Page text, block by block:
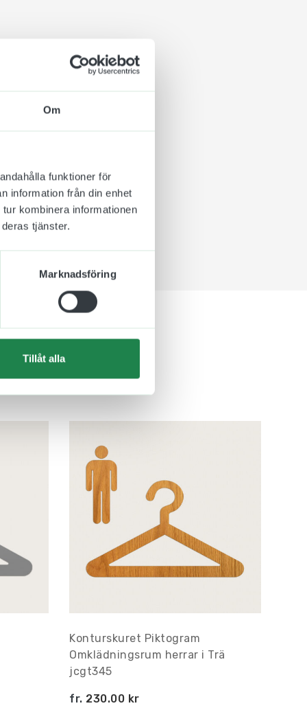
Om
funktioner för
information från din enhet
kombinera informationen
tjänster.
Marknadsföring
Tillåt alla
ta till sig. Med dessa
inomhus och
Konturskuret Piktogram
Omklädningsrum herrar i Trä
jcgt345
fr. 230.00 kr